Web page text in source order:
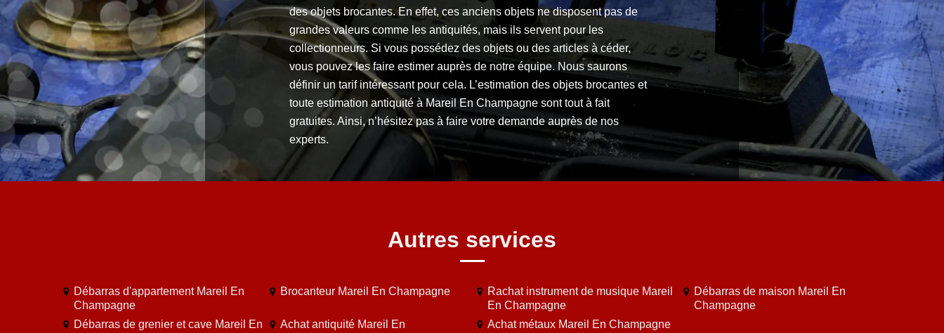
des objets brocantes. En effet, ces anciens objets ne disposent pas de
grandes valeurs comme les antiquités, mais ils servent pour les
collectionneurs. Si vous possédez des objets ou des articles à céder,
vous pouvez les faire estimer auprès de notre équipe. Nous saurons
définir un tarif intéressant pour cela. L’estimation des objets brocantes et
toute estimation antiquité à Mareil En Champagne sont tout à fait
gratuites. Ainsi, n’hésitez pas à faire votre demande auprès de nos
experts.
Autres services
Débarras d'appartement Mareil En
Champagne
Brocanteur Mareil En Champagne
Rachat instrument de musique Mareil
En Champagne
Débarras de maison Mareil En
Champagne
Débarras de grenier et cave Mareil En
Achat antiquité Mareil En
Achat métaux Mareil En Champagne